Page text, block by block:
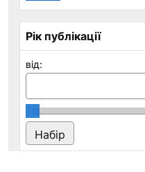
Рік публікації
від: